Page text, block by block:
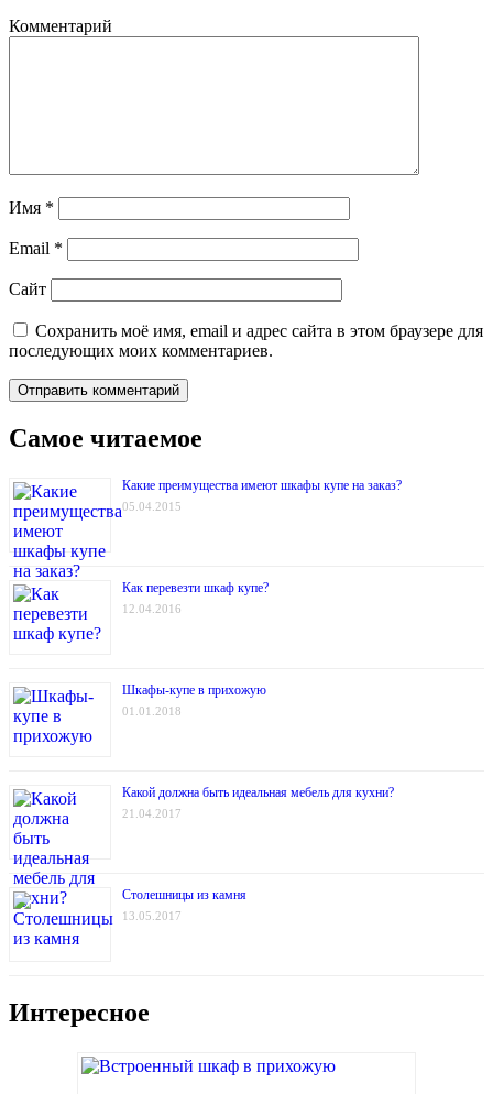
Комментарий
Имя *
Email *
Сайт
Сохранить моё имя, email и адрес сайта в этом браузере для
последующих моих комментариев.
Самое читаемое
Какие преимущества имеют шкафы купе на заказ?
05.04.2015
Как перевезти шкаф купе?
12.04.2016
Шкафы-купе в прихожую
01.01.2018
Какой должна быть идеальная мебель для кухни?
21.04.2017
Столешницы из камня
13.05.2017
Интересное